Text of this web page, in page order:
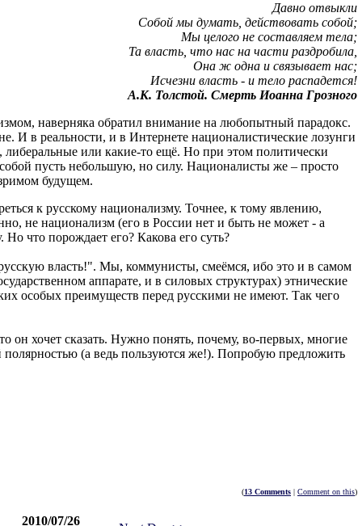
Давно отвыкли
Собой мы думать, действовать собой;
Мы целого не составляем тела;
Та власть, что нас на части раздробила,
Она ж одна и связывает нас;
Исчезни власть - и тело распадется!
А.К. Толстой. Смерть Иоанна Грозного
наверняка обратил внимание на любопытный парадокс.
И в реальности, и в Интернете националистические лозунги
или какие-то ещё. Но при этом политически
пусть небольшую, но силу. Националисты же – просто
будущем.
к русскому национализму. Точнее, к тому явлению,
не национализм (его в России нет и быть не может - а
что порождает его? Какова его суть?
власть!". Мы, коммунисты, смеёмся, ибо это и в самом
аппарате, и в силовых структурах) этнические
особых преимуществ перед русскими не имеют. Так чего
он хочет сказать. Нужно понять, почему, во-первых, многие
(а ведь пользуются же!). Попробую предложить
(13 Comments | Comment on this)
2010/07/26